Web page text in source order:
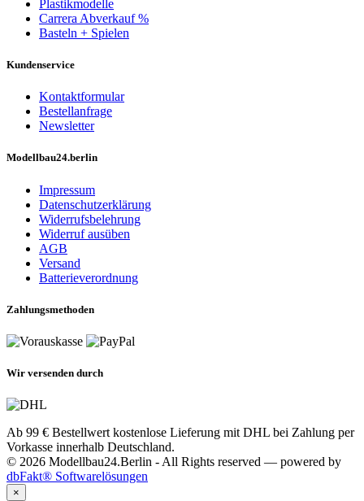
Plastikmodelle
Carrera Abverkauf %
Basteln + Spielen
Kundenservice
Kontaktformular
Bestellanfrage
Newsletter
Modellbau24.berlin
Impressum
Datenschutzerklärung
Widerrufsbelehrung
Widerruf ausüben
AGB
Versand
Batterieverordnung
Zahlungsmethoden
Wir versenden durch
Ab 99 € Bestellwert kostenlose Lieferung mit DHL bei Zahlung per
Vorkasse innerhalb Deutschland.
© 2026 Modellbau24.Berlin - All Rights reserved — powered by
dbFakt® Softwarelösungen
×